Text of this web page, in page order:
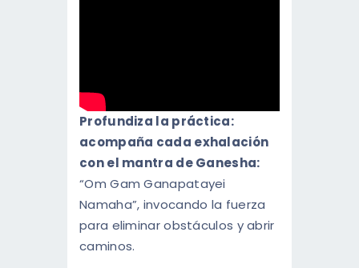
Profundiza la práctica:
acompaña cada exhalación
con el mantra de Ganesha:
“Om Gam Ganapatayei
Namaha”, invocando la fuerza
para eliminar obstáculos y abrir
caminos.